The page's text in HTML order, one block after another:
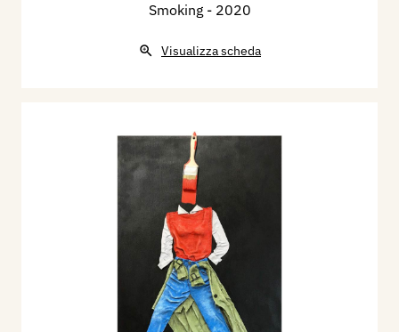
Smoking - 2020
Visualizza scheda